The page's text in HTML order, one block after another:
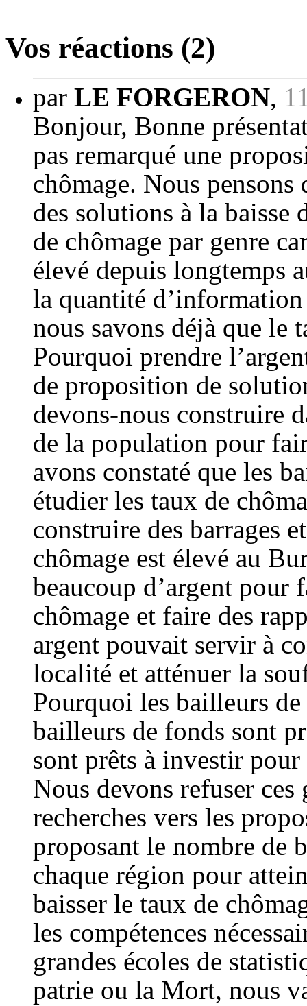
Vos réactions (2)
par LE FORGERON,
Bonjour, Bonne
pas remarqué une
chômage. Nous
des solutions à la baisse
de chômage par genre
élevé depuis longtemps
la quantité
nous savons déjà que le
Pourquoi prendre
de proposition de
devons-nous construire
de la population pour
avons constaté que les
étudier les taux de
construire des barrages
chômage est élevé au
beaucoup d’argent pour
chômage et faire des
argent pouvait servir à
localité et atténuer la
Pourquoi les bailleurs
bailleurs de fonds sont
sont prêts à investir pour
Nous devons refuser
recherches vers les
proposant le nombre de
chaque région pour
baisser le taux de
les compétences
grandes écoles de
patrie ou la Mort, nous